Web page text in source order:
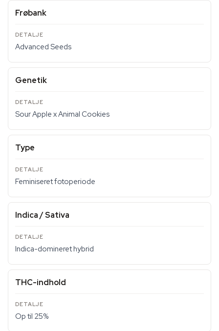
Frøbank
Advanced Seeds
Genetik
Sour Apple x Animal Cookies
Type
Feminiseret fotoperiode
Indica / Sativa
Indica-domineret hybrid
THC-indhold
Op til 25%